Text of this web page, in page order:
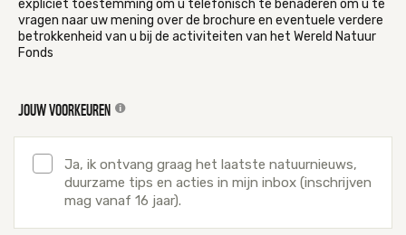
expliciet toestemming om u telefonisch te benaderen om u te
vragen naar uw mening over de brochure en eventuele verdere
betrokkenheid van u bij de activiteiten van het Wereld Natuur
Fonds
JOUW VOORKEUREN
Ja, ik ontvang graag het laatste natuurnieuws,
duurzame tips en acties in mijn inbox (inschrijven
mag vanaf 16 jaar).